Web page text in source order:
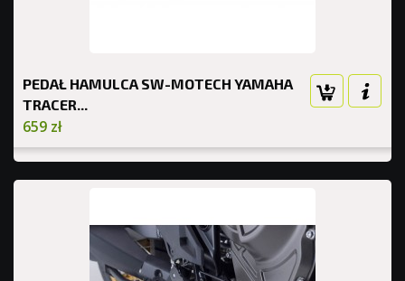
PEDAŁ HAMULCA SW-MOTECH YAMAHA
TRACER...
659 zł